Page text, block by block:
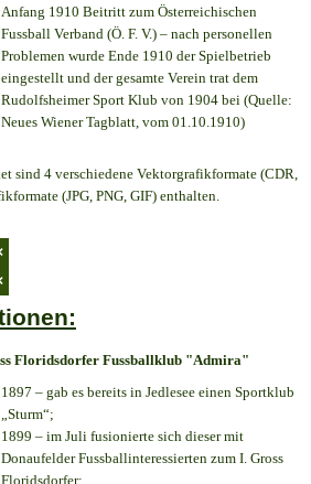
Anfang 1910 Beitritt zum Österreichischen
Fussball Verband (Ö. F. V.) – nach personellen
Problemen wurde Ende 1910 der Spielbetrieb
eingestellt und der gesamte Verein trat dem
Rudolfsheimer Sport Klub von 1904 bei (Quelle:
Neues Wiener Tagblatt, vom 01.10.1910)
sind 4 verschiedene Vektorgrafikformate (CDR,
(JPG, PNG, GIF) enthalten.
Floridsdorfer Fussballklub "Admira"
1897 – gab es bereits in Jedlesee einen Sportklub
„Sturm“;
1899 – im Juli fusionierte sich dieser mit
Donaufelder Fussballinteressierten zum I. Gross
Floridsdorfer;